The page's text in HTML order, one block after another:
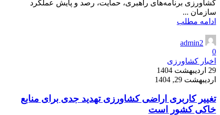
کشاورزی برنامه‌های راهبری، حمایت، رصد و پایش عملکرد
سازمان ...
ادامه مطلب
admin2
0
اخبار کشاورزی
29 اردیبهشت 1404
اردیبهشت 29, 1404
تغییر کاربری اراضی کشاورزی تهدید جدی برای منابع
خاکی کشور است